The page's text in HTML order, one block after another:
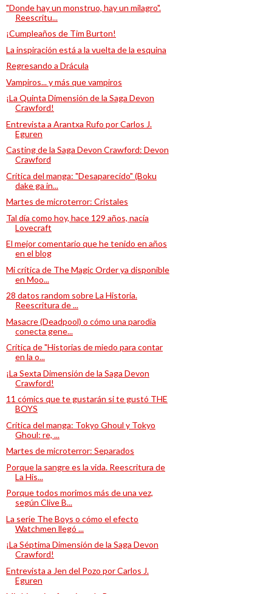
"Donde hay un monstruo, hay un milagro".
Reescritu...
¡Cumpleaños de Tim Burton!
La inspiración está a la vuelta de la esquina
Regresando a Drácula
Vampiros... y más que vampiros
¡La Quinta Dimensión de la Saga Devon
Crawford!
Entrevista a Arantxa Rufo por Carlos J.
Eguren
Casting de la Saga Devon Crawford: Devon
Crawford
Crítica del manga: "Desaparecido" (Boku
dake ga in...
Martes de microterror: Cristales
Tal día como hoy, hace 129 años, nacía
Lovecraft
El mejor comentario que he tenido en años
en el blog
Mi crítica de The Magic Order ya disponible
en Moo...
28 datos random sobre La Historia.
Reescritura de ...
Masacre (Deadpool) o cómo una parodia
conecta gene...
Crítica de "Historias de miedo para contar
en la o...
¡La Sexta Dimensión de la Saga Devon
Crawford!
11 cómics que te gustarán si te gustó THE
BOYS
Crítica del manga: Tokyo Ghoul y Tokyo
Ghoul: re, ...
Martes de microterror: Separados
Porque la sangre es la vida. Reescritura de
La His...
Porque todos morimos más de una vez,
según Clive B...
La serie The Boys o cómo el efecto
Watchmen llegó ...
¡La Séptima Dimensión de la Saga Devon
Crawford!
Entrevista a Jen del Pozo por Carlos J.
Eguren